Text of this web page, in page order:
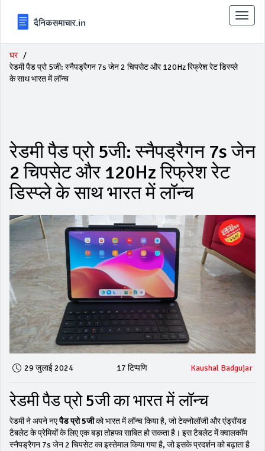
टॉगल
से
घर
रेडमी पैड प्रो 5जी: स्नैपड्रैगन 7s जेन 2 चिपसेट और 120Hz रिफ्रेश रेट डिस्प्ले
के साथ भारत में लॉन्च
रेडमी पैड प्रो 5जी: स्नैपड्रैगन 7s जेन
2 चिपसेट और 120Hz रिफ्रेश रेट
डिस्प्ले के साथ भारत में लॉन्च
29 जुलाई 2024 17 टिप्पणि Kaushal Badgujar
रेडमी पैड प्रो 5जी का भारत में लॉन्च
रेडमी ने अपने नएपैड प्रो 5जीको भारत में लॉन्च किया है, जो टेक्नोलॉजी और एंड्रॉयड
टैबलेट के प्रेमियों के लिए एक बड़ा तोहफा साबित हो सकता है। इस टैबलेट में क्वालकॉम
स्नैपड्रैगन 7s जेन 2 चिपसेट का इस्तेमाल किया गया है, जो इसके प्रदर्शन को बढ़ाता है